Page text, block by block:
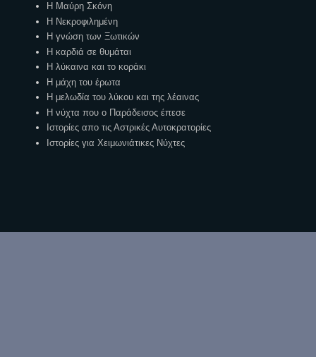
Η Μαύρη Σκόνη
Η Νεκροφιλημένη
Η γνώση των Ξωτικών
Η καρδιά σε θυμάται
Η λύκαινα και το κοράκι
Η μάχη του έρωτα
Η μελωδία του λύκου και της λέαινας
Η νύχτα που ο Παράδεισος έπεσε
Ιστορίες απο τις Αστρικές Αυτοκρατορίες
Ιστορίες για Χειμωνιάτικες Νύχτες